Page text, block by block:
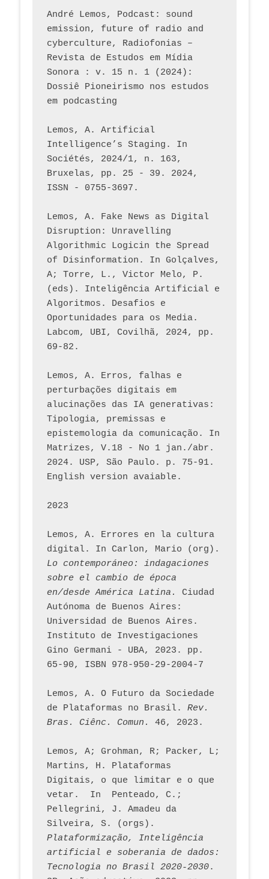
André Lemos, Podcast: sound
emission, future of radio and
cyberculture, Radiofonias –
Revista de Estudos em Mídia
Sonora : v. 15 n. 1 (2024):
Dossiê Pioneirismo nos estudos
em podcasting
Lemos, A. Artificial
Intelligence’s Staging. In
Sociétés, 2024/1, n. 163,
Bruxelas, pp. 25 - 39. 2024,
ISSN - 0755-3697.
Lemos, A. Fake News as Digital
Disruption: Unravelling
Algorithmic Logicin the Spread
of Disinformation. In Golçalves,
A; Torre, L., Victor Melo, P.
(eds). Inteligência Artificial e
Algoritmos. Desafios e
Oportunidades para os Media.
Labcom, UBI, Covilhã, 2024, pp.
69-82.
Lemos, A. Erros, falhas e
perturbações digitais em
alucinações das IA generativas:
Tipologia, premissas e
epistemologia da comunicação. In
Matrizes, V.18 - No 1 jan./abr.
2024. USP, São Paulo. p. 75-91.
English version avaiable.
2023
Lemos, A. Errores en la cultura
Lo contemporáneo: indagaciones
sobre el cambio de época
en/desde América Latina.
Ciudad
Autónoma de Buenos Aires:
Universidad de Buenos Aires.
Instituto de Investigaciones
Gino Germani - UBA, 2023. pp.
65-90, ISBN 978-950-29-2004-7
Lemos, A. O Futuro da Sociedade
de Plataformas no Brasil. Rev.
Bras. Ciênc. Comun.
Lemos, A; Grohman, R; Packer, L;
Martins, H. Plataformas
Digitais, o que limitar e o que
vetar.  In  Penteado, C.;
Pellegrini, J. Amadeu da
Plataformização, Inteligência
artificial e soberania de dados:
Tecnologia no Brasil 2020-2030.